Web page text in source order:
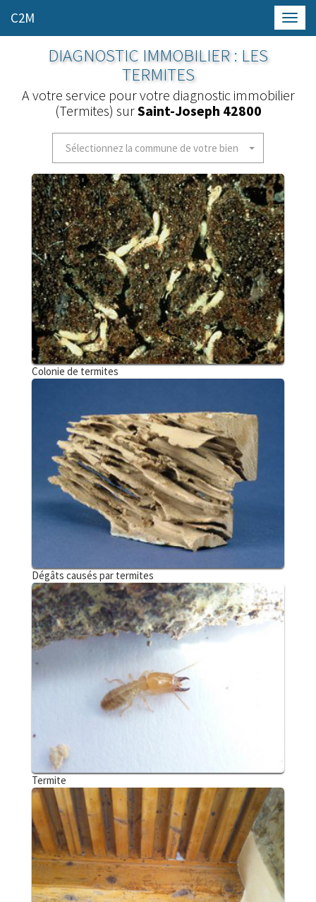
C2M
DIAGNOSTIC IMMOBILIER : LES
TERMITES
A votre service pour votre diagnostic immobilier
(Termites) surSaint-Joseph 42800
Sélectionnez la commune de votre bien
Colonie de termites
Dégâts causés par termites
Termite